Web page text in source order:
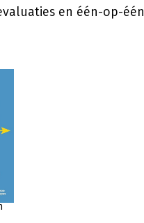
en één-op-één